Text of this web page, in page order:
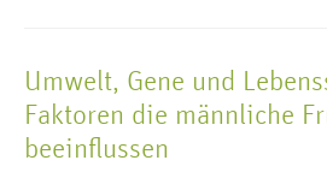
Umwelt, Gene und
Faktoren die männliche
beeinflussen